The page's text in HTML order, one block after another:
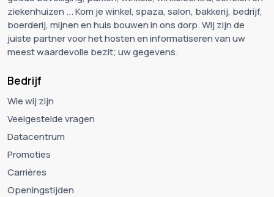
ziekenhuizen ... Kom je winkel, spaza, salon, bakkerij, bedrijf,
boerderij, mijnen en huis bouwen in ons dorp. Wij zijn de
juiste partner voor het hosten en informatiseren van uw
meest waardevolle bezit; uw gegevens.
Bedrijf
Wie wij zijn
Veelgestelde vragen
Datacentrum
Promoties
Carrières
Openingstijden